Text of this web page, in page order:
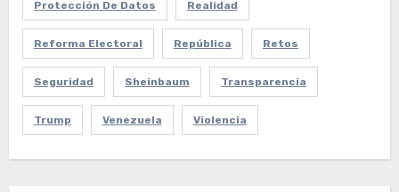
Protección De Datos Realidad
Reforma Electoral República Retos
Seguridad Sheinbaum Transparencia
Trump Venezuela Violencia